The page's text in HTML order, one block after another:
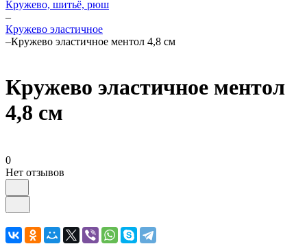
Кружево, шитьё, рюш
–
Кружево эластичное
–Кружево эластичное ментол 4,8 см
Кружево эластичное ментол
4,8 см
0
Нет отзывов